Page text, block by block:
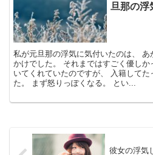
旦那の浮
私が元旦那の浮気に気付いたのは、 あ
かけでした。 それまではすごく優し
いてくれていたのですが、 入籍して
た。 まず怒りっぽくなる。 とい...
彼女の浮気